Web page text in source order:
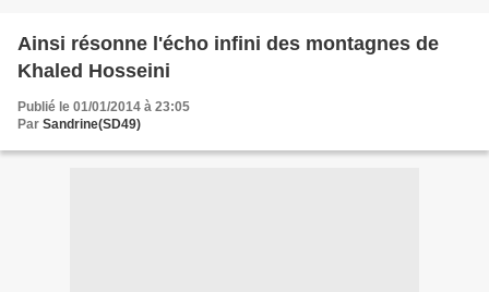
Ainsi résonne l'écho infini des montagnes de
Khaled Hosseini
Publié le 01/01/2014 à 23:05
Par Sandrine(SD49)